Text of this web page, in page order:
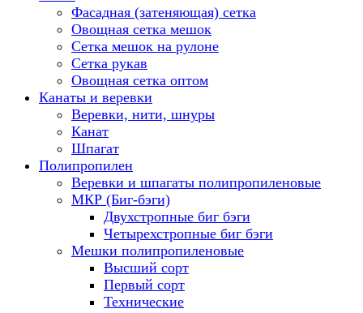
Фасадная (затеняющая) сетка
Овощная сетка мешок
Сетка мешок на рулоне
Сетка рукав
Овощная сетка оптом
Канаты и веревки
Веревки, нити, шнуры
Канат
Шпагат
Полипропилен
Веревки и шпагаты полипропиленовые
МКР (Биг-бэги)
Двухстропные биг бэги
Четырехстропные биг бэги
Мешки полипропиленовые
Высший сорт
Первый сорт
Технические